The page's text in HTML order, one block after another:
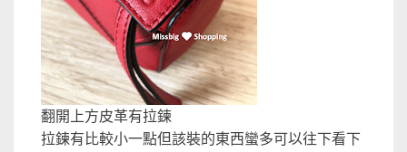
翻開上方皮革有拉鍊
拉鍊有比較小一點但該裝的東西蠻多可以往下看下